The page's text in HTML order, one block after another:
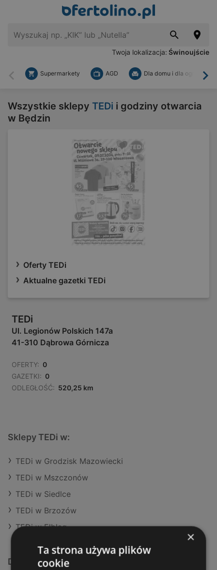
Twoja lokalizacja: Świnoujście
Wstecz
Supermarkety AGD Dla domu i dla ogrodu
Wszystkie sklepy TEDi i godziny otwarcia
w Będzin
Oferty TEDi
Aktualne gazetki TEDi
TEDi
Ul. Legionów Polskich 147a
41-310 Dąbrowa Górnicza
OFERTY: 0
GAZETKI: 0
ODLEGŁOŚĆ: 520,25 km
Sklepy TEDi w:
TEDi w Grodzisk Mazowiecki
TEDi w Mszczonów
TEDi w Siedlce
TEDi w Brzozów
TEDi w Elbląg
Dodatkowe łącza
×
Ta strona używa plików
cookie